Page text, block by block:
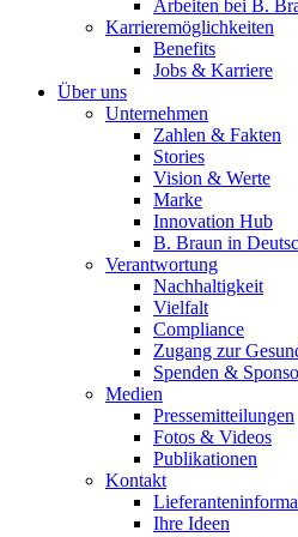
Arbeiten bei B.
Karrieremöglichkeiten
Benefits
Jobs & Karriere
Über uns
Unternehmen
Zahlen & Fakten
Stories
Vision & Werte
Marke
Innovation Hub
B. Braun in
Verantwortung
Nachhaltigkeit
Vielfalt
Compliance
Zugang zur
Spenden &
Medien
Pressemitteilungen
Fotos & Videos
Publikationen
Kontakt
Ihre Ideen